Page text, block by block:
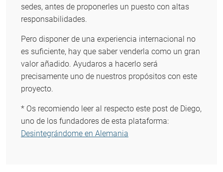
sedes, antes de proponerles un puesto con altas
responsabilidades.
Pero disponer de una experiencia internacional no
es suficiente, hay que saber venderla como un gran
valor añadido. Ayudaros a hacerlo será
precisamente uno de nuestros propósitos con este
proyecto.
* Os recomiendo leer al respecto este post de Diego,
uno de los fundadores de esta plataforma:
Desintegrándome en Alemania